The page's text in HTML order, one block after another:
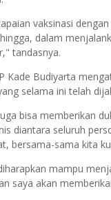
vaksinasi
dalam
tandasnya.
Kade Budiyarta
selama ini telah
bisa memberikan
diantara seluruh
bersama-sama kita
mampu
saya akan